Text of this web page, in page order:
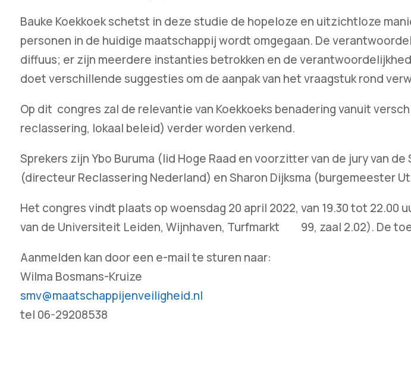
Bauke Koekkoek schetst in deze studie de hopeloze en uitzichtloze
personen in de huidige maatschappij wordt omgegaan. De
diffuus; er zijn meerdere instanties betrokken en de
doet verschillende suggesties om de aanpak van het vraagstuk rond
Op dit congres zal de relevantie van Koekkoeks benadering vanuit
reclassering, lokaal beleid) verder worden verkend.
Sprekers zijn Ybo Buruma (lid Hoge Raad en voorzitter van de jury van
(directeur Reclassering Nederland) en Sharon Dijksma (burgemeester
Het congres vindt plaats op woensdag 20 april 2022, van 19.30 tot 22.00
van de Universiteit Leiden, Wijnhaven, Turfmarkt 99, zaal 2.02). De
Aanmelden kan door een e-mail te sturen naar:
Wilma Bosmans-Kruize
smv@maatschappijenveiligheid.nl
tel 06-29208538